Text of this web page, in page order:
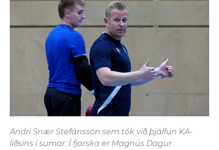
Andri Snær Stefánsson sem tók við þjálfun KA-
liðsins í sumar. Í fjarska er Magnús Dagur